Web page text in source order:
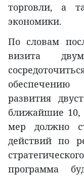
торговли, а
экономики.
По словам
визита
развития
ближайшие 10,
мер должно
действий по
программа